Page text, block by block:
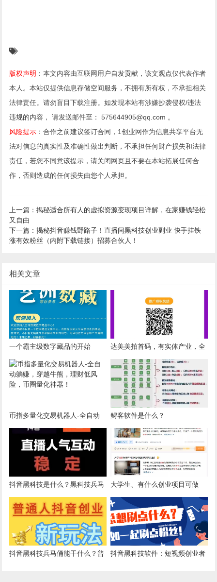
版权声明 ：本文内容由互联网用户自发贡献，该文观点仅代表作者
本人。本站仅提供信息存储空间服务，不拥有所有权，不承担相关
法律责任。请勿盲目下载注册。如发现本站有涉嫌抄袭侵权/违法
违规的内容， 请发送邮件至： 575644905@qq.com 。
风险提示 ：合作之前建议签订合同，1创业网作为信息共享平台无
法对信息的真实性及准确性做出判断，不承担任何财产损失和法律
责任，若您不同意该提示，请关闭网页且不要在本站拓展任何合
作，否则造成的任何损失由您个人承担。
上一篇：揭秘适合所有人的虚拟资源变现项目详解，在家赚钱轻松
又自由
下一篇：揭秘抖音赚钱野路子！直播间黑科技创业副业 快手挂铁
涨有效粉丝（内附下载链接）招募合伙人！
相关文章
一个霸主级数字藏品的开始
达美美拍首码，有实体产业，全
新第三代零撸模式
币指多量化交易机器人-全自动
躺赚，穿越牛熊，理财低风险，
币圈量化神器！
鲟客软件是什么？
抖音黑科技是什么？黑科技兵马
大学生、有什么创业项目可做
抖音黑科技兵马俑能干什么？普
抖音黑科技软件：短视频创业者